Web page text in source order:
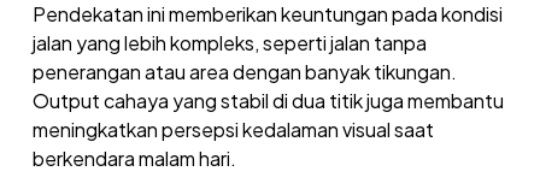
Pendekatan ini memberikan keuntungan pada kondisi
jalan yang lebih kompleks, seperti jalan tanpa
penerangan atau area dengan banyak tikungan.
Output cahaya yang stabil di dua titik juga membantu
meningkatkan persepsi kedalaman visual saat
berkendara malam hari.